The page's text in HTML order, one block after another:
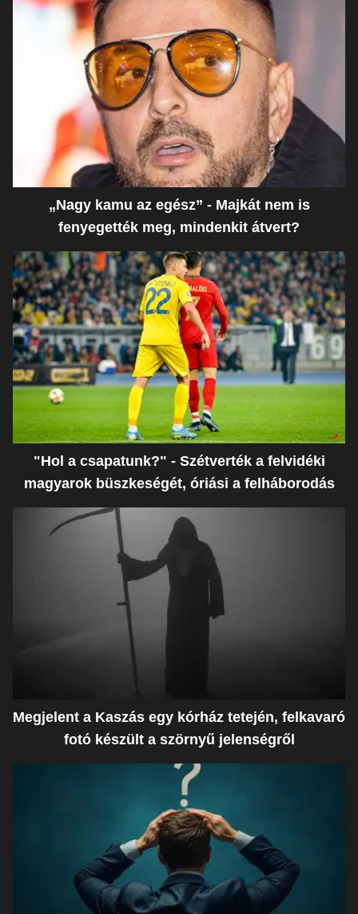
„Nagy kamu az egész” - Majkát nem is
fenyegették meg, mindenkit átvert?
"Hol a csapatunk?" - Szétverték a felvidéki
magyarok büszkeségét, óriási a felháborodás
Megjelent a Kaszás egy kórház tetején, felkavaró
fotó készült a szörnyű jelenségről